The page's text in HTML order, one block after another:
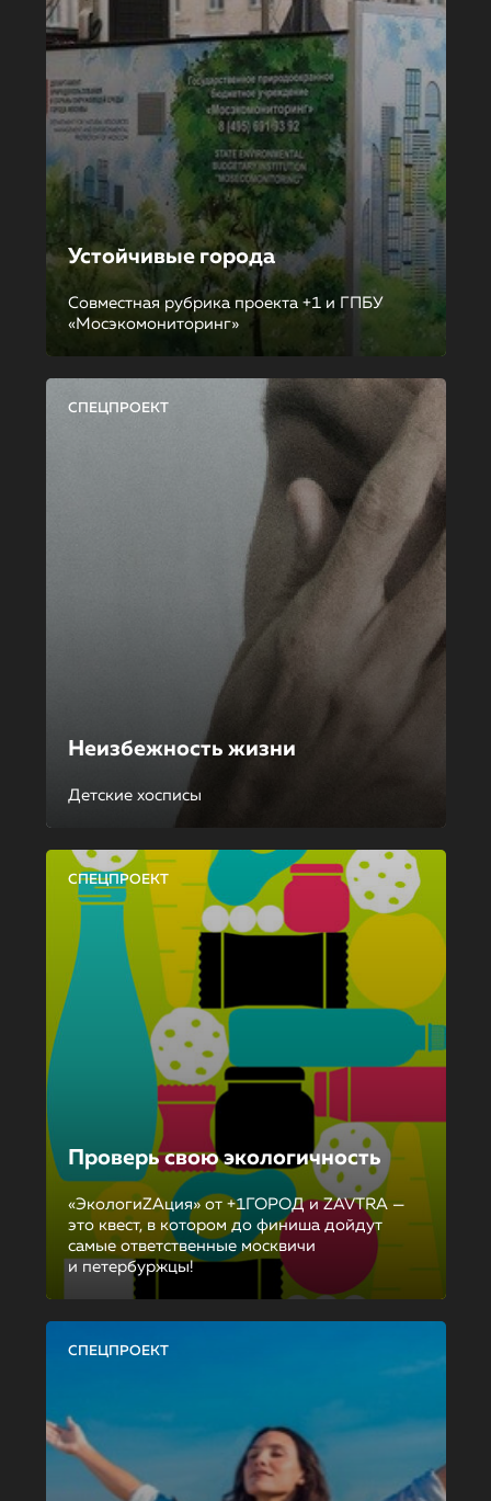
Устойчивые города
Совместная рубрика проекта +1 и ГПБУ
«Мосэкомониторинг»
СПЕЦПРОЕКТ
Неизбежность жизни
Детские хосписы
СПЕЦПРОЕКТ
Проверь свою экологичность
«ЭкологиZAция» от +1ГОРОД и ZAVTRA —
это квест, в котором до финиша дойдут
самые ответственные москвичи
и петербуржцы!
СПЕЦПРОЕКТ